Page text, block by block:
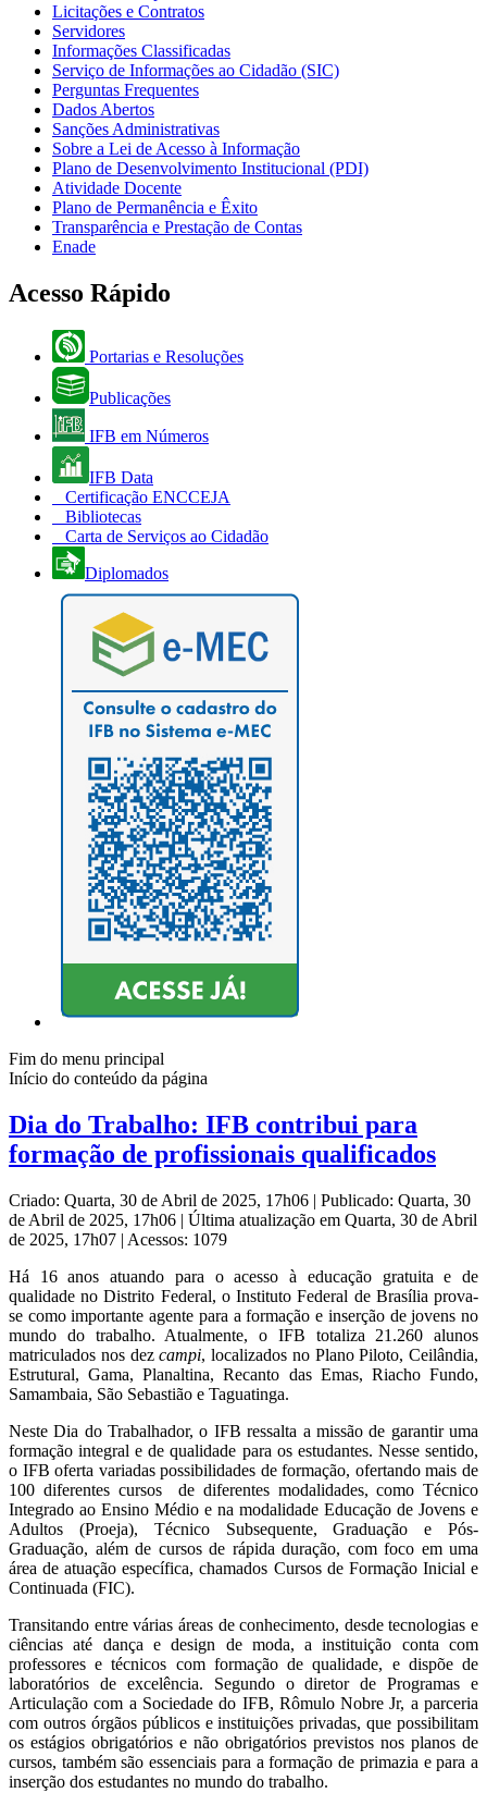
Licitações e Contratos
Servidores
Informações Classificadas
Serviço de Informações ao Cidadão (SIC)
Perguntas Frequentes
Dados Abertos
Sanções Administrativas
Sobre a Lei de Acesso à Informação
Plano de Desenvolvimento Institucional (PDI)
Atividade Docente
Plano de Permanência e Êxito
Transparência e Prestação de Contas
Enade
Acesso Rápido
Portarias e Resoluções
Publicações
IFB em Números
IFB Data
Certificação ENCCEJA
Bibliotecas
Carta de Serviços ao Cidadão
Diplomados
Fim do menu principal
Início do conteúdo da página
Dia do Trabalho: IFB contribui para
formação de profissionais qualificados
Criado: Quarta, 30 de Abril de 2025, 17h06 | Publicado: Quarta, 30
de Abril de 2025, 17h06 | Última atualização em Quarta, 30 de Abril
de 2025, 17h07 | Acessos: 1079
Há 16 anos atuando para o acesso à educação gratuita e de
qualidade no Distrito Federal, o Instituto Federal de Brasília prova-
se como importante agente para a formação e inserção de jovens no
mundo do trabalho. Atualmente, o IFB totaliza 21.260 alunos
matriculados nos dezcampi, localizados no Plano Piloto, Ceilândia,
Estrutural, Gama, Planaltina, Recanto das Emas, Riacho Fundo,
Samambaia, São Sebastião e Taguatinga.
Neste Dia do Trabalhador, o IFB ressalta a missão de garantir uma
formação integral e de qualidade para os estudantes. Nesse sentido,
o IFB oferta variadas possibilidades de formação, ofertando mais de
100 diferentes cursos de diferentes modalidades, como Técnico
Integrado ao Ensino Médio e na modalidade Educação de Jovens e
Adultos (Proeja), Técnico Subsequente, Graduação e Pós-
Graduação, além de cursos de rápida duração, com foco em uma
área de atuação específica, chamados Cursos de Formação Inicial e
Continuada (FIC).
Transitando entre várias áreas de conhecimento, desde tecnologias e
ciências até dança e design de moda, a instituição conta com
professores e técnicos com formação de qualidade, e dispõe de
laboratórios de excelência. Segundo o diretor de Programas e
Articulação com a Sociedade do IFB, Rômulo Nobre Jr, a parceria
com outros órgãos públicos e instituições privadas, que possibilitam
os estágios obrigatórios e não obrigatórios previstos nos planos de
cursos, também são essenciais para a formação de primazia e para a
inserção dos estudantes no mundo do trabalho.